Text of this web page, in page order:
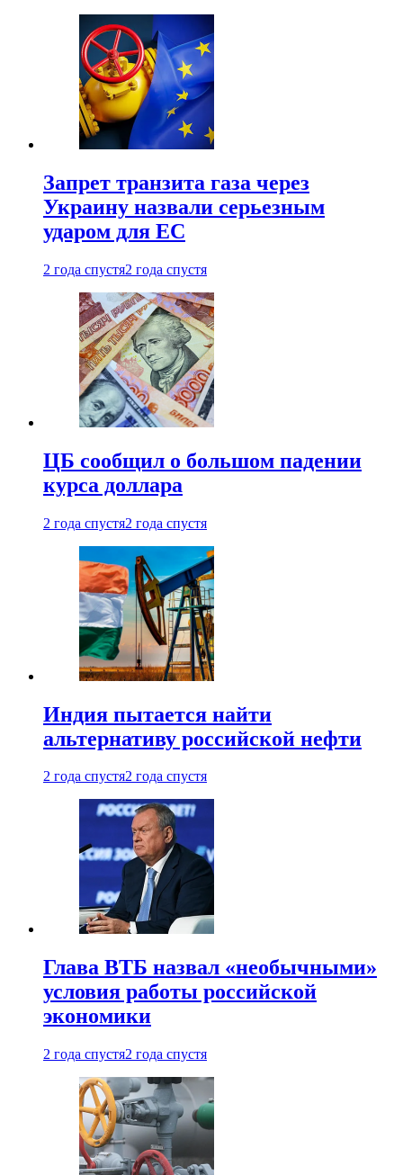
Запрет транзита газа через
Украину назвали серьезным
ударом для ЕС
2 года спустя2 года спустя
ЦБ сообщил о большом падении
курса доллара
2 года спустя2 года спустя
Индия пытается найти
альтернативу российской нефти
2 года спустя2 года спустя
Глава ВТБ назвал «необычными»
условия работы российской
экономики
2 года спустя2 года спустя